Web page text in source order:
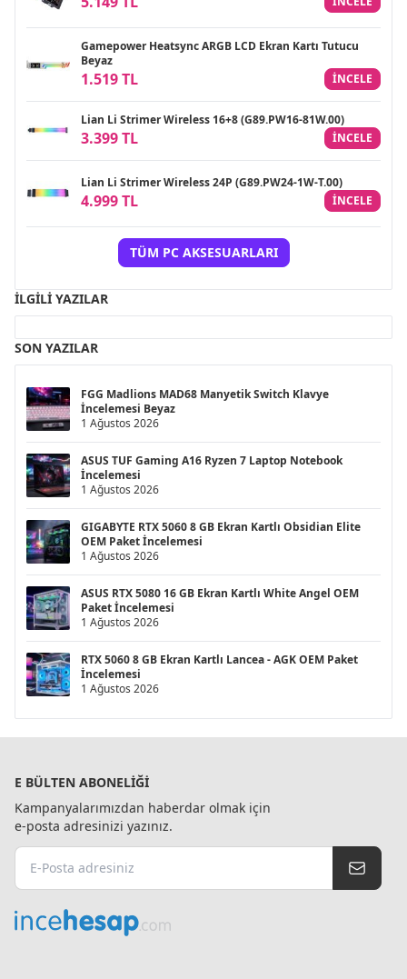
Gamepower Heatsync ARGB LCD Ekran Kartı Tutucu
Beyaz
1.519 TL INCELE
Lian Li Strimer Wireless 16+8 (G89.PW16-81W.00)
3.399 TL INCELE
Lian Li Strimer Wireless 24P (G89.PW24-1W-T.00)
4.999 TL INCELE
TÜM PC AKSESUARLARI
İLGILI YAZILAR
SON YAZILAR
FGG Madlions MAD68 Manyetik Switch Klavye
İncelemesi Beyaz
1 Ağustos 2026
ASUS TUF Gaming A16 Ryzen 7 Laptop Notebook
İncelemesi
1 Ağustos 2026
GIGABYTE RTX 5060 8 GB Ekran Kartlı Obsidian Elite
OEM Paket İncelemesi
1 Ağustos 2026
ASUS RTX 5080 16 GB Ekran Kartlı White Angel OEM
Paket İncelemesi
1 Ağustos 2026
RTX 5060 8 GB Ekran Kartlı Lancea - AGK OEM Paket
İncelemesi
1 Ağustos 2026
E BÜLTEN ABONELIĞI
Kampanyalarımızdan haberdar olmak için
e-posta adresinizi yazınız.